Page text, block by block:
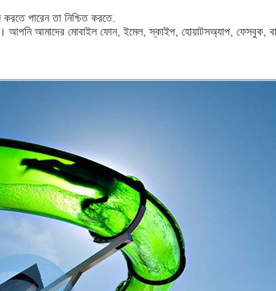
পারেন তা নিশ্চিত করতে.
আমাদের মোবাইল ফোন, ইমেল, স্কাইপ, হোয়াটসঅ্যাপ, ফেসবুক, বা